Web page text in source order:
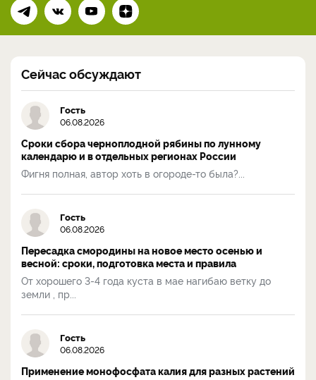
Сейчас обсуждают
Гость
06.08.2026
Сроки сбора черноплодной рябины по лунному
календарю и в отдельных регионах России
Фигня полная, автор хоть в огороде-то была?...
Гость
06.08.2026
Пересадка смородины на новое место осенью и
весной: сроки, подготовка места и правила
От хорошего 3-4 года куста в мае нагибаю ветку до
земли , пр...
Гость
06.08.2026
Применение монофосфата калия для разных растений